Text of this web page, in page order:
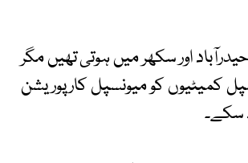
اور سکھر میں ہوتی تھیں مگر
کمیٹیوں کو میونسپل کارپوریشن
سکے۔